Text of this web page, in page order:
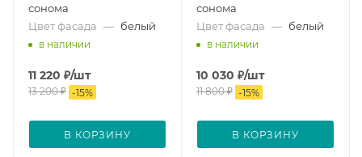
сонома
Цвет фасада — белый
в наличии
11 220 ₽/шт
13 200₽ -15%
В КОРЗИНУ
сонома
Цвет фасада — белый
в наличии
10 030 ₽/шт
11 800₽ -15%
В КОРЗИНУ